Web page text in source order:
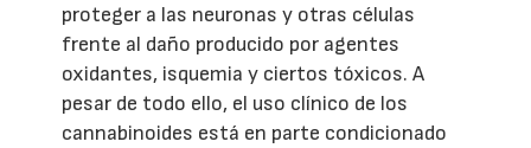
proteger a las neuronas y otras células
frente al daño producido por agentes
oxidantes, isquemia y ciertos tóxicos. A
pesar de todo ello, el uso clínico de los
cannabinoides está en parte condicionado